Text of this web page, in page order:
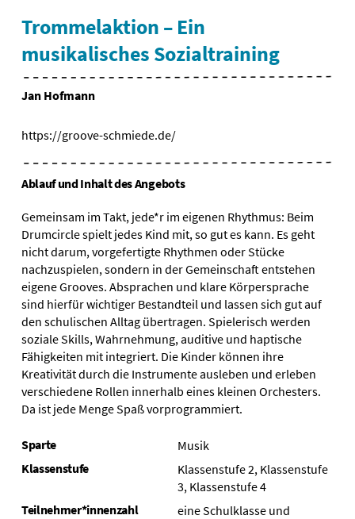
Trommelaktion – Ein
musikalisches Sozialtraining
Jan Hofmann
https://groove-schmiede.de/
Ablauf und Inhalt des Angebots
Gemeinsam im Takt, jede*r im eigenen Rhythmus: Beim
Drumcircle spielt jedes Kind mit, so gut es kann. Es geht
nicht darum, vorgefertigte Rhythmen oder Stücke
nachzuspielen, sondern in der Gemeinschaft entstehen
eigene Grooves. Absprachen und klare Körpersprache
sind hierfür wichtiger Bestandteil und lassen sich gut auf
den schulischen Alltag übertragen. Spielerisch werden
soziale Skills, Wahrnehmung, auditive und haptische
Fähigkeiten mit integriert. Die Kinder können ihre
Kreativität durch die Instrumente ausleben und erleben
verschiedene Rollen innerhalb eines kleinen Orchesters.
Da ist jede Menge Spaß vorprogrammiert.
Sparte
Musik
Klassenstufe
Klassenstufe 2, Klassenstufe
3, Klassenstufe 4
Teilnehmer*innenzahl
eine Schulklasse und